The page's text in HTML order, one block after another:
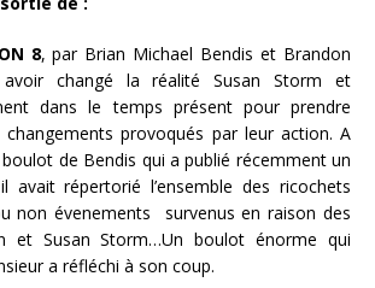
8, par Brian Michael Bendis et Brandon
avoir changé la réalité Susan Storm et
dans le temps présent pour prendre
changements provoqués par leur action. A
de Bendis qui a publié récemment un
avait répertorié l’ensemble des ricochets
non évenements survenus en raison des
et Susan Storm…Un boulot énorme qui
a réfléchi à son coup.